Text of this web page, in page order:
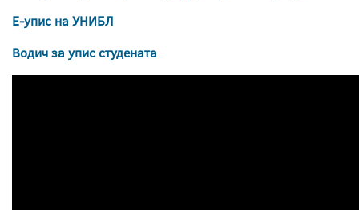
Е-упис на УНИБЛ
Водич за упис студената